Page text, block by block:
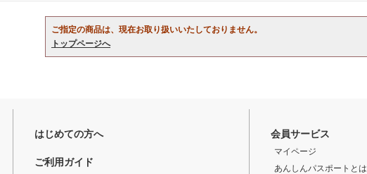
ご指定の商品は、現在お取り扱いいたしておりません。
トップページへ
はじめての方へ
ご利用ガイド
会員サービス
マイページ
あんしんパスポートとは